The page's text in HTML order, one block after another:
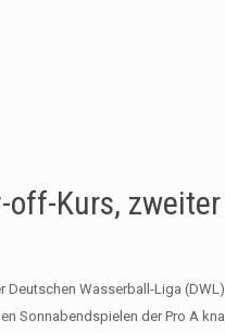
Kurs,
Deutschen Wasserball-Liga
Sonnabendspielen der Pro A